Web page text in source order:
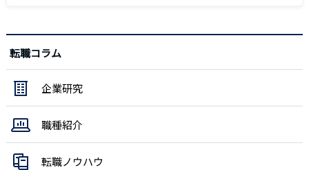
転職コラム
企業研究
職種紹介
転職ノウハウ